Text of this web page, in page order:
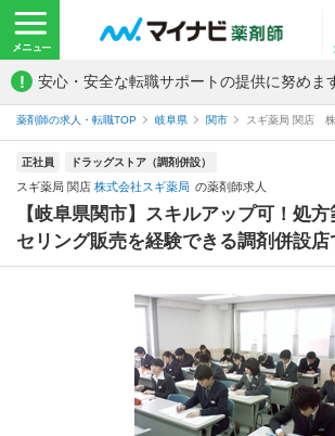
! 安心・安全な転職サポートの提供に努めま
薬剤師の求人・転職TOP 岐阜県 関市 スギ薬局 関店 株
正社員 ドラッグストア（調剤併設）
スギ薬局 関店 株式会社スギ薬局 の薬剤師求人
【岐阜県関市】スキルアップ可！処
セリング販売を経験できる調剤併設店